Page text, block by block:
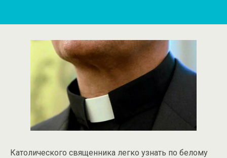
Католического священника легко узнать по белому